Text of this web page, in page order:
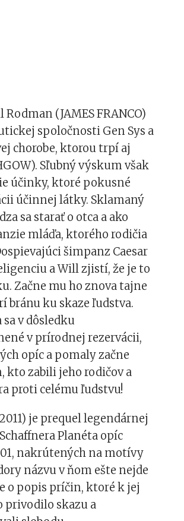
(JAMES FRANCO)
spoločnosti Gen Sys a
chorobe, ktorou trpí aj
Sľubný výskum však
účinky, ktoré pokusné
účinnej látky. Sklamaný
sa starať o otca a ako
mláďa, ktorého rodičia
šimpanz Caesar
a Will zjistí, že je to
Začne mu ho znova tajne
bránu ku skaze ľudstva.
v dôsledku
v prírodnej rezervácii,
opíc a pomaly začne
kto zabili jeho rodičov a
proti celému ľudstvu!
je prequel legendárnej
Planéta opíc
nakrútených na motívy
názvu v ňom ešte nejde
o popis príčin, ktoré k jej
privodilo skazu a